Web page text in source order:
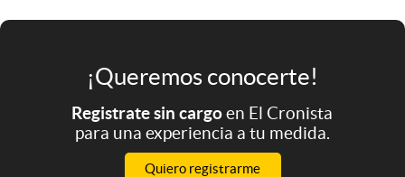
¡Queremos conocerte!
Registrate sin cargoen El Cronista
para una experiencia a tu medida.
Quiero registrarme